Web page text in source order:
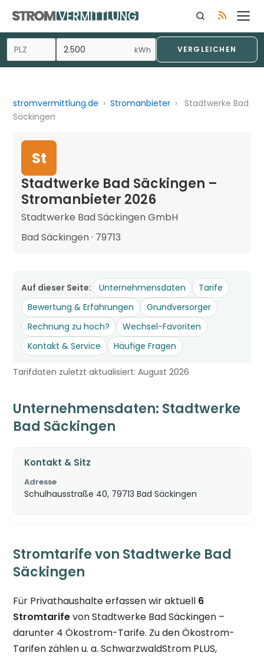
kWh VERGLEICHEN
stromvermittlung.de › Stromanbieter ›
Stadtwerke Bad
Säckingen
St
Stadtwerke Bad Säckingen –
Stromanbieter 2026
Stadtwerke Bad Säckingen GmbH
Bad Säckingen · 79713
Auf dieser Seite: Unternehmensdaten
Tarife
Bewertung & Erfahrungen
Grundversorger
Rechnung zu hoch?
Wechsel-Favoriten
Kontakt & Service
Häufige Fragen
Tarifdaten zuletzt aktualisiert: August 2026
Unternehmensdaten: Stadtwerke
Bad Säckingen
Kontakt & Sitz
Adresse
Schulhausstraße 40, 79713 Bad Säckingen
Stromtarife von Stadtwerke Bad
Säckingen
Für Privathaushalte erfassen wir aktuell 6
Stromtarifevon Stadtwerke Bad Säckingen –
darunter 4 Ökostrom-Tarife. Zu den Ökostrom-
Tarifen zählen u. a. SchwarzwaldStrom PLUS,